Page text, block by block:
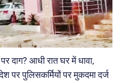
दाग? आधी रात घर में धावा,
पर पुलिसकर्मियों पर मुकदमा दर्ज